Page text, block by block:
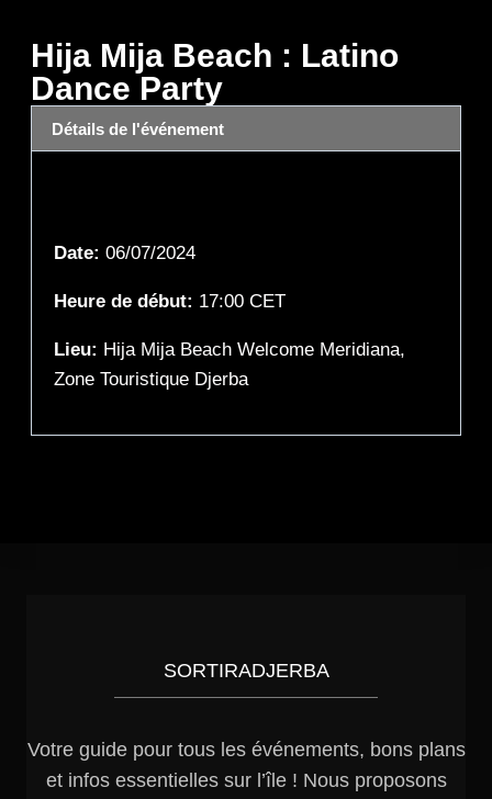
Hija Mija Beach : Latino
Dance Party
Détails de l'événement
Date: 06/07/2024
Heure de début: 17:00 CET
Lieu: Hija Mija Beach Welcome Meridiana,
Zone Touristique Djerba
SORTIRADJERBA
Votre guide pour tous les événements, bons plans
et infos essentielles sur l’île ! Nous proposons